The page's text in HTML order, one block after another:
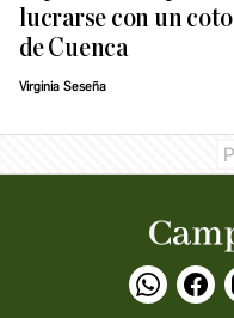
lucrarse con un coto
de Cuenca
Virginia Seseña